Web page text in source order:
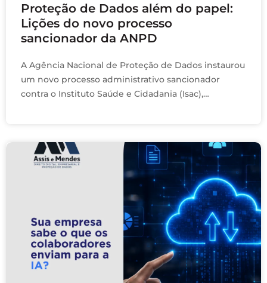
Proteção de Dados além do papel:
Lições do novo processo
sancionador da ANPD
A Agência Nacional de Proteção de Dados instaurou
um novo processo administrativo sancionador
contra o Instituto Saúde e Cidadania (Isac),